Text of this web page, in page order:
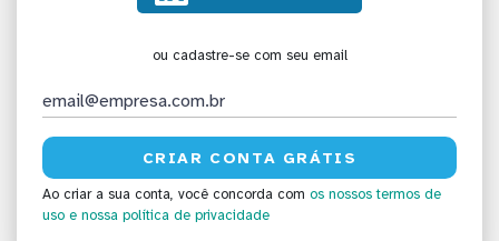
ou cadastre-se com seu email
Ao criar a sua conta, você concorda com os nossos termos de
uso e nossa política de privacidade